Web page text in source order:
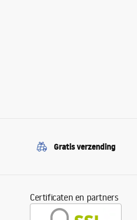
Gratis verzending
Certificaten en partners